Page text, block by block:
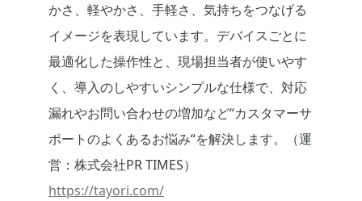
かさ、軽やかさ、手軽さ、気持ちをつなげる
イメージを表現しています。デバイスごとに
最適化した操作性と、現場担当者が使いやす
く、導入のしやすいシンプルな仕様で、対応
漏れやお問い合わせの増加など“カスタマーサ
ポートのよくあるお悩み“を解決します。（運
営：株式会社PR TIMES）
https://tayori.com/